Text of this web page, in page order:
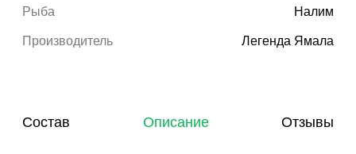
Рыба Налим
Производитель Легенда Ямала
Состав Описание Отзывы